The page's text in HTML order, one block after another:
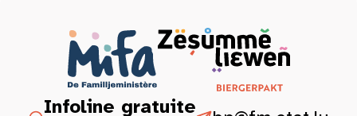
Infoline gratuite